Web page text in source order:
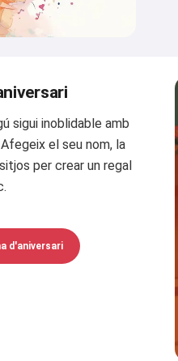
sigui inoblidable amb
el seu nom, la
per crear un regal
d'aniversari